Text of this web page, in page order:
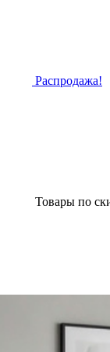
Распродажа!
Товары по